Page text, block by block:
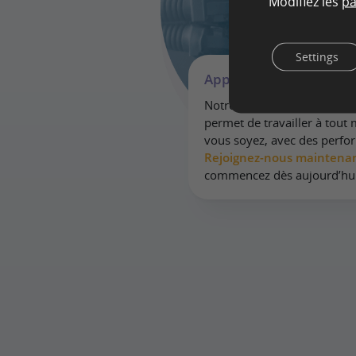
Approche moderne
Notre hébergement serveur
permet de travailler à tout
vous soyez, avec des
Rejoignez-nous
commencez dès
Settings